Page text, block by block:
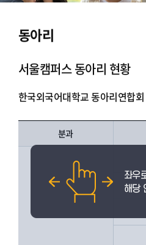
동아리
서울캠퍼스 동아리 현황
한국외국어대학교 동아리연합회
분과